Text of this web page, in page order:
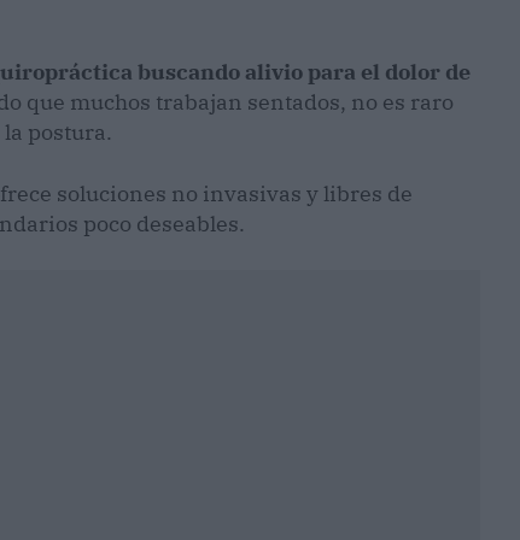
buscando alivio para el dolor de
que muchos trabajan sentados, no es raro
postura.
soluciones no invasivas y libres de
poco deseables.